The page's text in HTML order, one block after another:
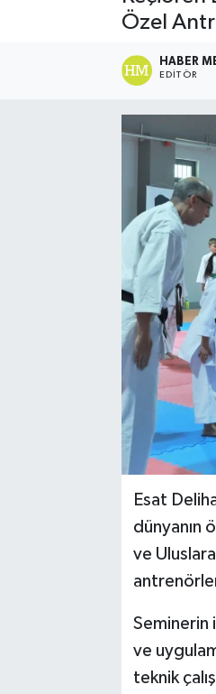
Özel
HABER
EDITÖR
Esat
dünyanın
ve
Seminerin
ve
teknik